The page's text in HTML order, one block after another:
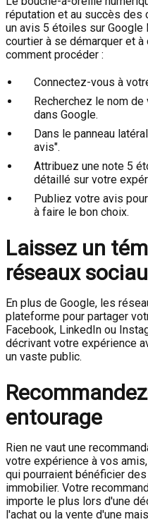
réputation et au succès des
un avis 5 étoiles sur
courtier à se démarquer et
comment procéder :
Connectez-vous à
Recherchez le nom
dans Google.
Dans le panneau
avis".
Attribuez une note 5
détaillé sur votre
Publiez votre avis
à faire le bon choix.
Laissez un
réseaux
En plus de Google, les
plateforme pour partager
Facebook, LinkedIn ou
décrivant votre expérience
un vaste public.
entourage
Rien ne vaut une
votre expérience à vos
qui pourraient bénéficier
immobilier. Votre
importe le plus lors d'une
l'achat ou la vente d'une